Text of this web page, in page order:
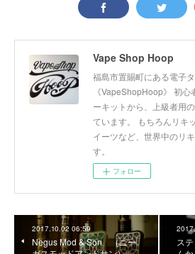
Vape Shop Hoop
福島市置賜町にある電子
《VapeShopHoop》 初
ーキットから、上級者用
ています。 もちろんリキ
イーツなど、世界中のリ
す。
フォロー
2017.10.02 06:59
Negus Mod & Son （ニー
ス